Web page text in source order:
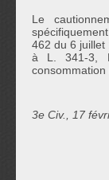
Le
462 du 6 juillet
à L. 341-3,
consommation
3e Civ., 17